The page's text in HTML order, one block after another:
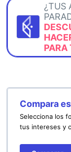
¿TUS
PARA
Compara
Selecciona los
tus intereses y